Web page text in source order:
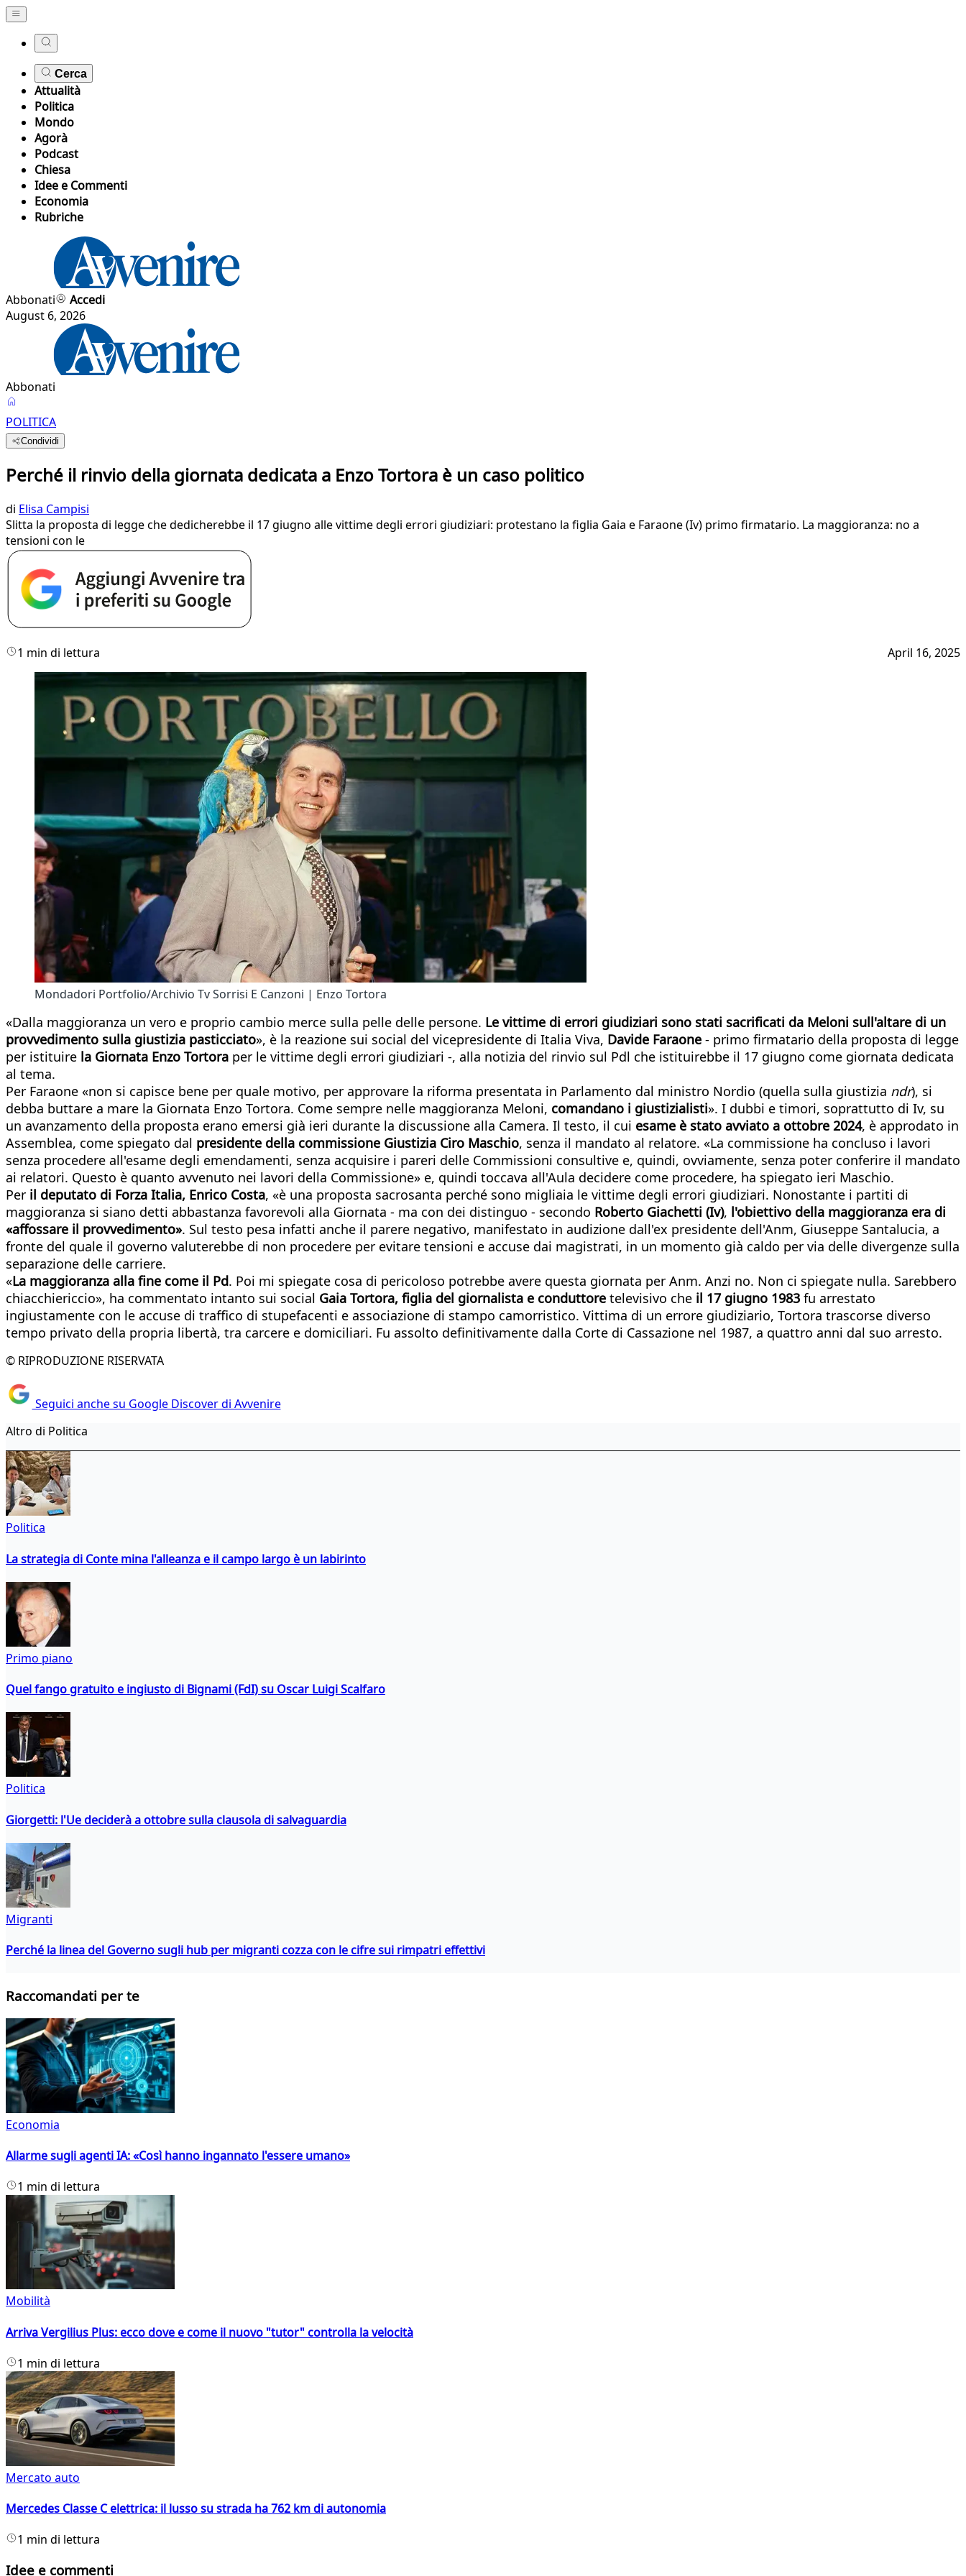
Cerca
Attualità
Politica
Mondo
Agorà
Podcast
Chiesa
Idee e Commenti
Economia
Rubriche
Abbonati
Accedi
August 6, 2026
Abbonati
POLITICA
Condividi
Perché il rinvio della giornata dedicata a Enzo Tortora è un caso politico
di Elisa Campisi
Slitta la proposta di legge che dedicherebbe il 17 giugno alle vittime degli errori giudiziari: protestano la figlia Gaia e Faraone (Iv) primo firmatario. La maggioranza: no a
tensioni con le
1 min di lettura April 16, 2025
Mondadori Portfolio/Archivio Tv Sorrisi E Canzoni | Enzo Tortora
«Dalla maggioranza un vero e proprio cambio merce sulla pelle delle persone. Le vittime di errori giudiziari sono stati sacrificati da Meloni sull'altare di un
provvedimento sulla giustizia pasticciato», è la reazione sui social del vicepresidente di Italia Viva, Davide Faraone - primo firmatario della proposta di legge
per istituire la Giornata Enzo Tortora per le vittime degli errori giudiziari -, alla notizia del rinvio sul Pdl che istituirebbe il 17 giugno come giornata dedicata
al tema.
Per Faraone «non si capisce bene per quale motivo, per approvare la riforma presentata in Parlamento dal ministro Nordio (quella sulla giustizia ndr), si
debba buttare a mare la Giornata Enzo Tortora. Come sempre nelle maggioranza Meloni, comandano i giustizialisti». I dubbi e timori, soprattutto di Iv, su
un avanzamento della proposta erano emersi già ieri durante la discussione alla Camera. Il testo, il cui esame è stato avviato a ottobre 2024, è approdato in
Assemblea, come spiegato dal presidente della commissione Giustizia Ciro Maschio, senza il mandato al relatore. «La commissione ha concluso i lavori
senza procedere all'esame degli emendamenti, senza acquisire i pareri delle Commissioni consultive e, quindi, ovviamente, senza poter conferire il mandato
ai relatori. Questo è quanto avvenuto nei lavori della Commissione» e, quindi toccava all'Aula decidere come procedere, ha spiegato ieri Maschio.
Per il deputato di Forza Italia, Enrico Costa, «è una proposta sacrosanta perché sono migliaia le vittime degli errori giudiziari. Nonostante i partiti di
maggioranza si siano detti abbastanza favorevoli alla Giornata - ma con dei distinguo - secondo Roberto Giachetti (Iv), l'obiettivo della maggioranza era di
«affossare il provvedimento». Sul testo pesa infatti anche il parere negativo, manifestato in audizione dall'ex presidente dell'Anm, Giuseppe Santalucia, a
fronte del quale il governo valuterebbe di non procedere per evitare tensioni e accuse dai magistrati, in un momento già caldo per via delle divergenze sulla
separazione delle carriere.
«La maggioranza alla fine come il Pd. Poi mi spiegate cosa di pericoloso potrebbe avere questa giornata per Anm. Anzi no. Non ci spiegate nulla. Sarebbero
chiacchiericcio», ha commentato intanto sui social Gaia Tortora, figlia del giornalista e conduttore televisivo che il 17 giugno 1983 fu arrestato
ingiustamente con le accuse di traffico di stupefacenti e associazione di stampo camorristico. Vittima di un errore giudiziario, Tortora trascorse diverso
tempo privato della propria libertà, tra carcere e domiciliari. Fu assolto definitivamente dalla Corte di Cassazione nel 1987, a quattro anni dal suo arresto.
© RIPRODUZIONE RISERVATA
Seguici anche su Google Discover di Avvenire
Altro di Politica
Politica
La strategia di Conte mina l'alleanza e il campo largo è un labirinto
Primo piano
Quel fango gratuito e ingiusto di Bignami (FdI) su Oscar Luigi Scalfaro
Politica
Giorgetti: l'Ue deciderà a ottobre sulla clausola di salvaguardia
Migranti
Perché la linea del Governo sugli hub per migranti cozza con le cifre sui rimpatri effettivi
Raccomandati per te
Economia
Allarme sugli agenti IA: «Così hanno ingannato l'essere umano»
1 min di lettura
Mobilità
Arriva Vergilius Plus: ecco dove e come il nuovo "tutor" controlla la velocità
1 min di lettura
Mercato auto
Mercedes Classe C elettrica: il lusso su strada ha 762 km di autonomia
1 min di lettura
Idee e commenti